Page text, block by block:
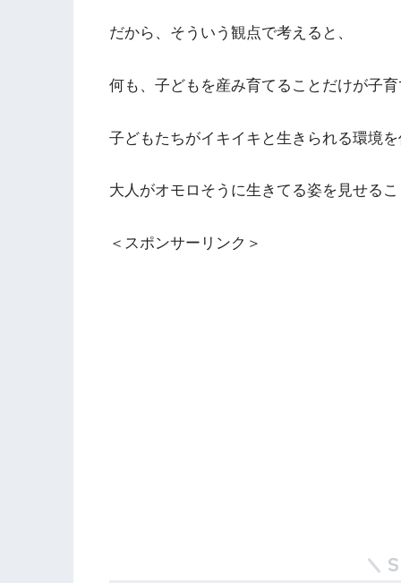
だから、そういう観点で考えると、
何も、子どもを産み育てることだけが子
子どもたちがイキイキと生きられる環境
大人がオモロそうに生きてる姿を見せる
＜スポンサーリンク＞